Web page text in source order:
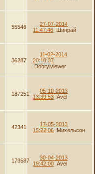
55546
27-07-2014
11:47:46 Шинрай
36287
11-02-2014
20:10:37
Dobryiviewer
187251
05-10-2013
13:39:53 Avel
42341
17-05-2013
15:22:06 Михельсон
173587
30-04-2013
19:42:00 Avel